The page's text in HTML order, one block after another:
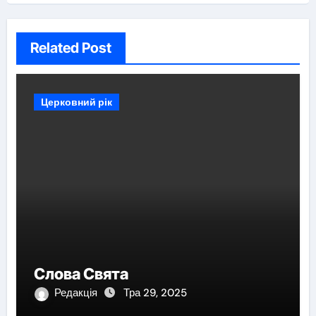
Related Post
Церковний рік
Слова Свята
Редакція Тра 29, 2025